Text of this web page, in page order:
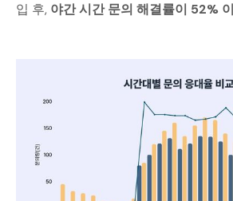
입 후, 야간 시간 문의 해결률이 52%